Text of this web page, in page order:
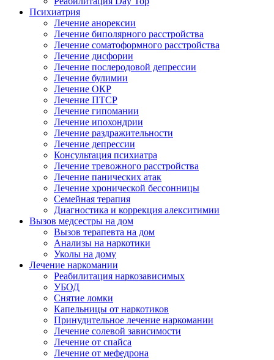
Психиатрия
Лечение анорексии
Лечение биполярного расстройства
Лечение соматоформного расстройства
Лечение дисфории
Лечение послеродовой депрессии
Лечение булимии
Лечение ОКР
Лечение ПТСР
Лечение гипомании
Лечение ипохондрии
Лечение раздражительности
Лечение депрессии
Консультация психиатра
Лечение тревожного расстройства
Лечение панических атак
Лечение хронической бессонницы
Семейная терапия
Диагностика и коррекция алекситимии
Вызов медсестры на дом
Вызов терапевта на дом
Анализы на наркотики
Уколы на дому
Лечение наркомании
Реабилитация наркозависимых
УБОД
Снятие ломки
Капельницы от наркотиков
Принудительное лечение наркомании
Лечение солевой зависимости
Лечение от спайса
Лечение от мефедрона